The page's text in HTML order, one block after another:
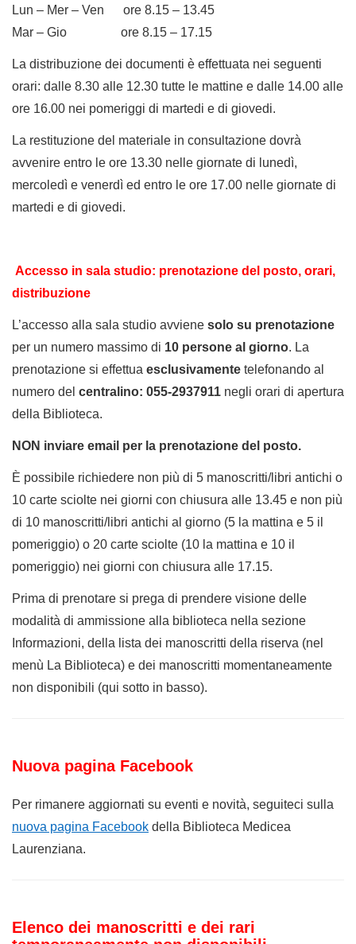
Lun – Mer – Ven ore 8.15 – 13.45
Mar – Gio ore 8.15 – 17.15
La distribuzione dei documenti è effettuata nei seguenti
orari: dalle 8.30 alle 12.30 tutte le mattine e dalle 14.00 alle
ore 16.00 nei pomeriggi di martedi e di giovedi.
La restituzione del materiale in consultazione dovrà
avvenire entro le ore 13.30 nelle giornate di lunedì,
mercoledì e venerdì ed entro le ore 17.00 nelle giornate di
martedi e di giovedi.
Accesso in sala studio: prenotazione del posto, orari,
distribuzione
L’accesso alla sala studio avviene solo su prenotazione
per un numero massimo di 10 persone al giorno. La
prenotazione si effettua esclusivamente telefonando al
numero del centralino: 055-2937911 negli orari di apertura
della Biblioteca.
NON inviare email per la prenotazione del posto.
È possibile richiedere non più di 5 manoscritti/libri antichi o
10 carte sciolte nei giorni con chiusura alle 13.45 e non più
di 10 manoscritti/libri antichi al giorno (5 la mattina e 5 il
pomeriggio) o 20 carte sciolte (10 la mattina e 10 il
pomeriggio) nei giorni con chiusura alle 17.15.
Prima di prenotare si prega di prendere visione delle
modalità di ammissione alla biblioteca nella sezione
Informazioni, della lista dei manoscritti della riserva (nel
menù La Biblioteca) e dei manoscritti momentaneamente
non disponibili (qui sotto in basso).
Nuova pagina Facebook
Per rimanere aggiornati su eventi e novità, seguiteci sulla
nuova pagina Facebook della Biblioteca Medicea
Laurenziana.
Elenco dei manoscritti e dei rari